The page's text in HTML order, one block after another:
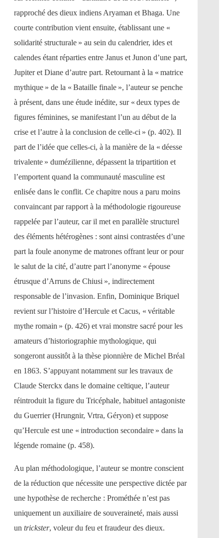
rapproché des dieux indiens Aryaman et Bhaga. Une
courte contribution vient ensuite, établissant une «
solidarité structurale » au sein du calendrier, ides et
calendes étant réparties entre Janus et Junon d’une part,
Jupiter et Diane d’autre part. Retournant à la « matrice
mythique » de la « Bataille finale », l’auteur se penche
à présent, dans une étude inédite, sur « deux types de
figures féminines, se manifestant l’un au début de la
crise et l’autre à la conclusion de celle-ci » (p. 402). Il
part de l’idée que celles-ci, à la manière de la « déesse
trivalente » dumézilienne, dépassent la tripartition et
l’emportent quand la communauté masculine est
enlisée dans le conflit. Ce chapitre nous a paru moins
convaincant par rapport à la méthodologie rigoureuse
rappelée par l’auteur, car il met en parallèle structurel
des éléments hétérogènes : sont ainsi contrastées d’une
part la foule anonyme de matrones offrant leur or pour
le salut de la cité, d’autre part l’anonyme « épouse
étrusque d’Arruns de Chiusi », indirectement
responsable de l’invasion. Enfin, Dominique Briquel
revient sur l’histoire d’Hercule et Cacus, « véritable
mythe romain » (p. 426) et vrai monstre sacré pour les
amateurs d’historiographie mythologique, qui
songeront aussitôt à la thèse pionnière de Michel Bréal
en 1863. S’appuyant notamment sur les travaux de
Claude Sterckx dans le domaine celtique, l’auteur
réintroduit la figure du Tricéphale, habituel antagoniste
du Guerrier (Hrungnir, Vrtra, Géryon) et suppose
qu’Hercule est une « introduction secondaire » dans la
légende romaine (p. 458).
Au plan méthodologique, l’auteur se montre conscient
de la réduction que nécessite une perspective dictée par
une hypothèse de recherche : Prométhée n’est pas
uniquement un auxiliaire de souveraineté, mais aussi
un trickster, voleur du feu et fraudeur des dieux.